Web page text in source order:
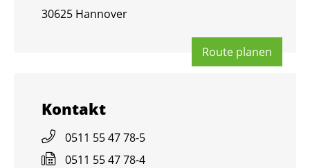
30625 Han­no­ver
Route pla­nen
Kon­takt
0511 55 47 78-5
0511 55 47 78-4